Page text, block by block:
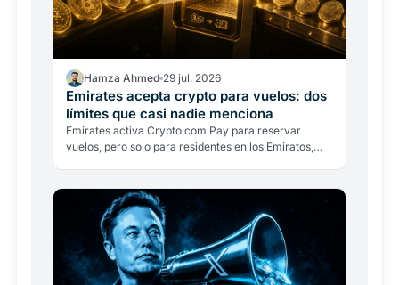
Hamza Ahmed 29 jul. 2026
Emirates acepta crypto para vuelos: dos
límites que casi nadie menciona
Emirates activa Crypto.com Pay para reservar
vuelos, pero solo para residentes en los Emiratos,